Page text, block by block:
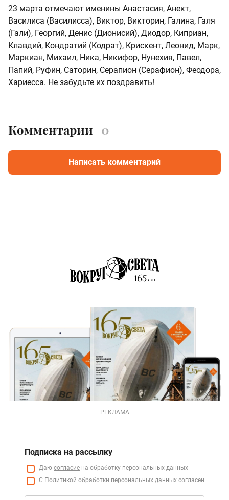
23 марта отмечают именины Анастасия, Анект,
Василиса (Василисса), Виктор, Викторин, Галина, Галя
(Гали), Георгий, Денис (Дионисий), Диодор, Киприан,
Клавдий, Кондратий (Кодрат), Крискент, Леонид, Марк,
Маркиан, Михаил, Ника, Никифор, Нунехия, Павел,
Папий, Руфин, Саторин, Серапион (Серафион), Феодора,
Хариесса. Не забудьте их поздравить!
Комментарии 0
Написать комментарий
РЕКЛАМА
Подписка на рассылку
Даю согласие на обработку персональных данных
С Политикой обработки персональных данных согласен